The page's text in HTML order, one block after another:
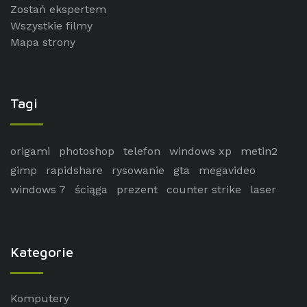
Zostań ekspertem
Wszystkie filmy
Mapa strony
Tagi
origami photoshop telefon windows xp
metin2
gimp
rapidshare rysowanie gta
megavideo
windows 7
ściąga prezent counter strike laser
Kategorie
Komputery